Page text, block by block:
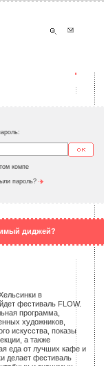
компе
пароль?
диджей?
в
фестиваль FLOW.
программа,
художников,
искусства, показы
а также
еда от лучших кафе и
делает фестиваль